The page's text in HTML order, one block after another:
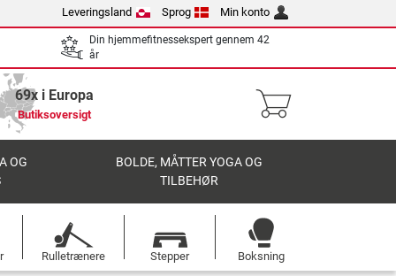
Leveringsland Sprog Min konto
Din hjemmefitnessekspert gennem 42
år
69x i Europa
Butiksoversigt
OG
BOLDE, MÅTTER YOGA OG
TILBEHØR
Rulletrænere Stepper Boksning